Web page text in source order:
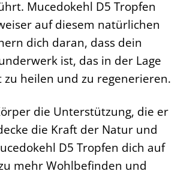
Mucedokehl D5 Tropfen
auf diesem natürlichen
dich daran, dass dein
ist, das in der Lage
zu heilen und zu regenerieren.
die Unterstützung, die er
die Kraft der Natur und
D5 Tropfen dich auf
mehr Wohlbefinden und